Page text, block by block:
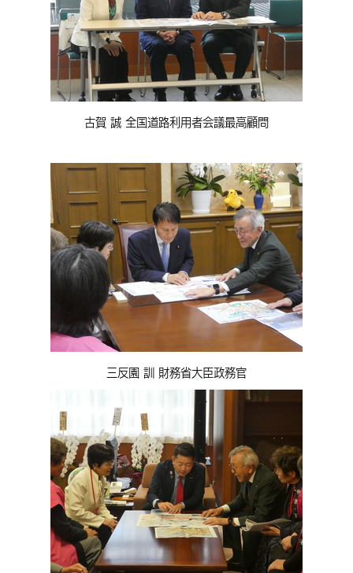
古賀 誠 全国道路利用者会議最高顧問
三反園 訓 財務省大臣政務官